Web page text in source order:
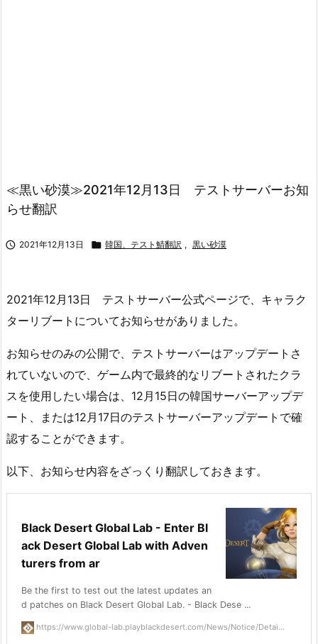
≪黒い砂漠≫2021年12月13日 テストサーバーお知
らせ翻訳
 2021年12月13日  韓国、テスト鯖翻訳 , 黒い砂漠
2021年12月13日 テストサーバー公式ページで、キャラク
ターリブートについてお知らせがありました。
お知らせのみの公開で、テストサーバーはアップデートさ
れていないので、ゲーム内で最終的なリブートされたクラ
スを使用したい場合は、12月15日の韓国サーバーアップデ
ート、または12月17日のテストサーバーアップデートで確
認することができます。
以下、お知らせ内容をざっくり翻訳しておきます。
Black Desert Global Lab - Enter Bl
ack Desert Global Lab with Adven
turers from ar
Be the first to test out the latest updates an
d patches on Black Desert Global Lab. - Black Dese ...
https://www.global-lab.playblackdesert.com/News/Notice/Detai...